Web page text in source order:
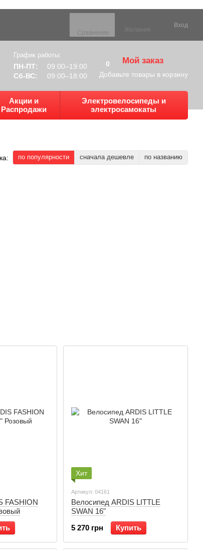
Сравнение
Желания
Вход
График работы:
ПН-ПТ:
09:00–19:00
Сб-ВС:
09:00–18:00
0 Мой заказ
Добавьте товары в корзину
Акции и
Распродажи
Электровелосипеды и
электросамокаты
по популярности сначала дешевле по названию
FASHION
Хит
Артикул: 04161
Велосипед ARDIS LITTLE
SWAN 16"
5 270 грн
Купить